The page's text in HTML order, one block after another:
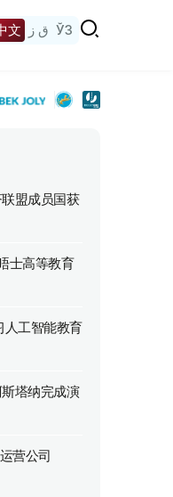
文 ق ز ЎЗ
盟成员国获
士高等教育
人工智能教育
塔纳完成演
营公司